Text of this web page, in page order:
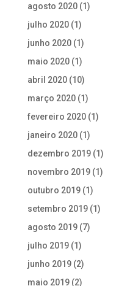
agosto 2020(1)
julho 2020(1)
junho 2020(1)
maio 2020(1)
abril 2020(10)
março 2020(1)
fevereiro 2020(1)
janeiro 2020(1)
dezembro 2019(1)
novembro 2019(1)
outubro 2019(1)
setembro 2019(1)
agosto 2019(7)
julho 2019(1)
junho 2019(2)
maio 2019(2)